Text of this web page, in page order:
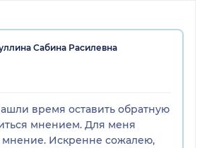
Сабина Расилевна
время оставить обратную
мнением. Для меня
Искренне сожалею,